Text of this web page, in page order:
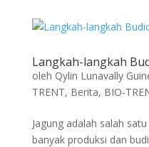
Langkah-langkah
oleh Qylin Lunavally
TRENT, Berita, BIO-
Jagung adalah salah
banyak produksi dan